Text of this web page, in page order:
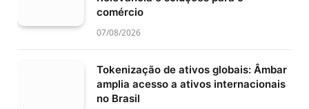
comércio
07/08/2026
Tokenização de ativos globais: Âmbar
amplia acesso a ativos internacionais
no Brasil